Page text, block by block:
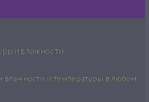
и влажности
влажности и температуры в любом